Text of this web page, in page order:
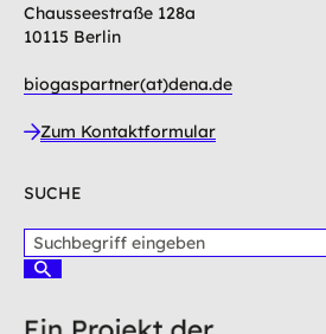
Chausseestraße 128a
10115 Berlin
biogaspartner(at)dena.de
Zum Kontaktformular
SUCHE
u
S
h